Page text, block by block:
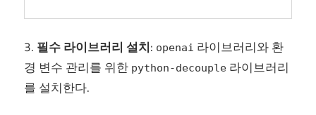
3. 필수 라이브러리 설치: openai 라이브러리와 환
경 변수 관리를 위한 python-decouple 라이브러리
를 설치한다.